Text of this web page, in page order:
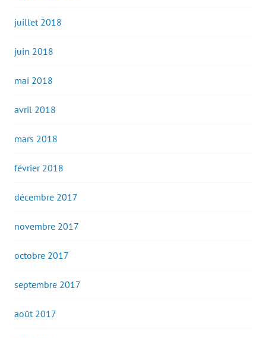
juillet 2018
juin 2018
mai 2018
avril 2018
mars 2018
février 2018
décembre 2017
novembre 2017
octobre 2017
septembre 2017
août 2017